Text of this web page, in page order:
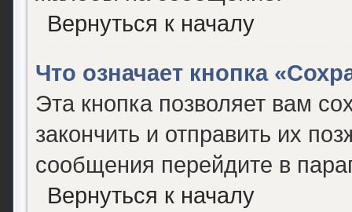
Вернуться к началу
Что означает кнопка
Эта кнопка позволяет вам
закончить и отправить их
сообщения перейдите в
Вернуться к началу